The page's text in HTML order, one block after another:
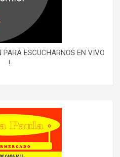
ESCUCHARNOS EN VIVO
!